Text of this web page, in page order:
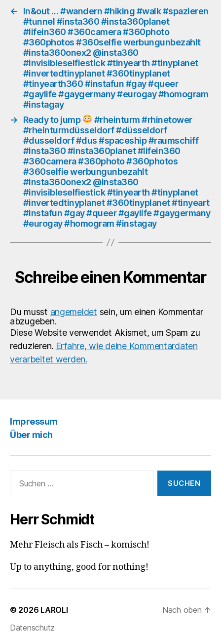
←
In&out … #wandern #hiking #walk #spazieren
#tunnel #insta360 #insta360planet
#lifein360 #360camera #360photo
#360photos #360selfie werbungunbezahlt
#insta360onex2 @insta360
#invisibleselfiestick #tinyearth #tinyplanet
#invertedtinyplanet #360tinyplanet
#tinyearth360 #instafun #gay #queer
#gaylife #gaygermany #eurogay #homogram
#instagay
→
Ready to jump
#rheinturm #rhinetower
#rheinturmdüsseldorf #düsseldorf
#dusseldorf #dus #spaceship #raumschiff
#insta360 #insta360planet #lifein360
#360camera #360photo #360photos
#360selfie werbungunbezahlt
#insta360onex2 @insta360
#invisibleselfiestick #tinyearth #tinyplanet
#invertedtinyplanet #360tinyplanet #tinyeart
#instafun #gay #queer #gaylife #gaygermany
#eurogay #homogram #instagay
Schreibe einen Kommentar
Du musst angemeldet sein, um einen Kommentar
abzugeben.
Diese Website verwendet Akismet, um Spam zu
reduzieren. Erfahre, wie deine Kommentardaten
verarbeitet werden.
Impressum
Über mich
nach:
Herr Schmidt
Mehr Fleisch als Fisch – komisch!
Up to anything, good for nothing!
© 2026 LAROLI
Datenschutz
Nach oben ↑